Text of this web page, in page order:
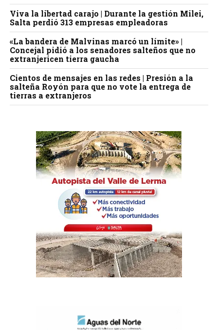
Viva la libertad carajo | Durante la gestión Milei,
Salta perdió 313 empresas empleadoras
«La bandera de Malvinas marcó un límite» |
Concejal pidió a los senadores salteños que no
extranjericen tierra gaucha
Cientos de mensajes en las redes | Presión a la
salteña Royón para que no vote la entrega de
tierras a extranjeros